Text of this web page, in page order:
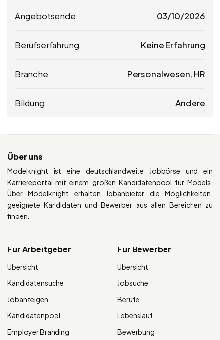
Angebotsende 03/10/2026
Berufserfahrung Keine Erfahrung
Branche Personalwesen, HR
Bildung Andere
Über uns
Modelknight ist eine deutschlandweite Jobbörse und ein
Karriereportal mit einem großen Kandidatenpool für Models.
Über Modelknight erhalten Jobanbieter die Möglichkeiten,
geeignete Kandidaten und Bewerber aus allen Bereichen zu
finden.
Für Arbeitgeber
Übersicht
Kandidatensuche
Jobanzeigen
Kandidatenpool
Employer Branding
Für Bewerber
Übersicht
Jobsuche
Berufe
Lebenslauf
Bewerbung